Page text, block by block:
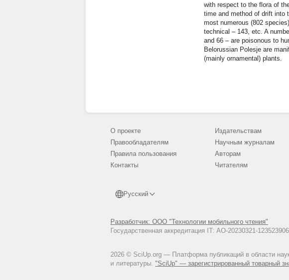
with respect to the flora of
time and method of drift into
most numerous (802
technical – 143, etc. A
and 66 – are poisonous to
Belorussian Polesje are
(mainly ornamental) plants.
О проекте
Правообладателям
Правила пользования
Контакты
Русский
Разработчик: ООО "Технологии мобильного чтения"
Государственная аккредитация IT: АО-20230321-
2026 © SciUp.org — Платформа публикаций в области
и литературы. "SciUp" — зарегистрированный товарный
Издательствам
Научным журналам
Авторам
Читателям